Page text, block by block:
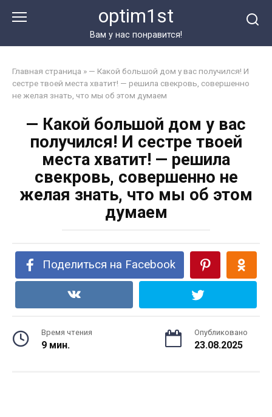
optim1st
Вам у нас понравится!
Главная страница » — Какой большой дом у вас получился! И
сестре твоей места хватит! — решила свекровь, совершенно
не желая знать, что мы об этом думаем
— Какой большой дом у вас
получился! И сестре твоей
места хватит! — решила
свекровь, совершенно не
желая знать, что мы об этом
думаем
Поделиться на Facebook
Время чтения
9 мин.
Опубликовано
23.08.2025